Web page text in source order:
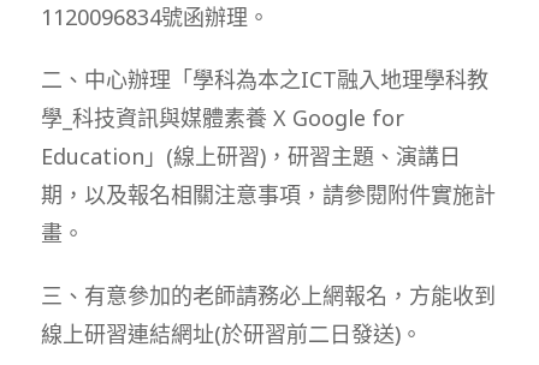
1120096834號函辦理。
二、中心辦理「學科為本之ICT融入地理學科教
學_科技資訊與媒體素養 X Google for
Education」(線上研習)，研習主題、演講日
期，以及報名相關注意事項，請參閱附件實施計
畫。
三、有意參加的老師請務必上網報名，方能收到
線上研習連結網址(於研習前二日發送)。